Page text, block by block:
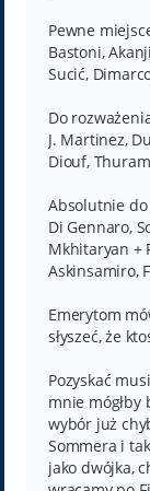
Pewne
Bastoni,
Sucić,
Do
J. Martinez,
Diouf, Thuram
Absolutnie
Di Gennaro,
Mkhitaryan +
Askinsamiro,
Emerytom
słyszeć, że
Pozyskać
mnie mógłby
wybór już
Sommera i
jako dwójka,